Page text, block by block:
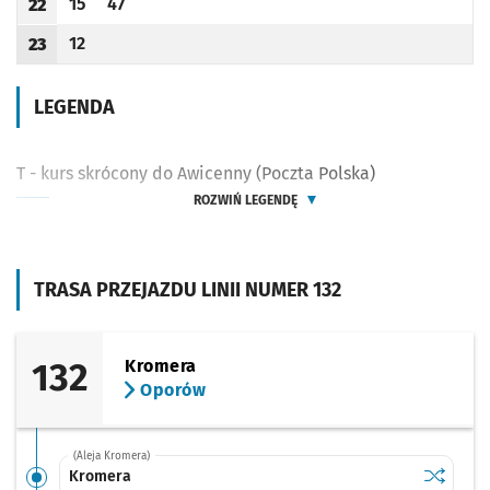
TRASA PRZEJAZDU LINII NUMER 132
132
Kromera
Oporów
(Aleja Kromera)
Kromera Sprawdź
Kromera
Godzina odjazdu
22
Odjazd
minut po godzinie 22
Odjazd
minut po godzinie 22
Godzina odjazdu
23
Odjazd
12
minut po godzinie 23
LEGENDA
T - kurs skrócony do Awicenny (Poczta Polska)
ROZWIŃ LEGENDĘ